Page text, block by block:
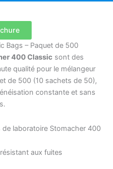
Bags – Paquet de 500
400 Classic sont des
qualité pour le mélangeur
de 500 (10 sachets de 50),
constante et sans
laboratoire Stomacher 400
aux fuites